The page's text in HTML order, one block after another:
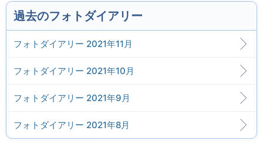
過去のフォトダイアリー
フォトダイアリー 2021年11月
フォトダイアリー 2021年10月
フォトダイアリー 2021年9月
フォトダイアリー 2021年8月